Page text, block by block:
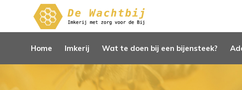
Home Imkerij Wat te doen bij een bijensteek?